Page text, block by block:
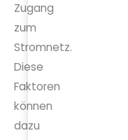
Zugang
zum
Stromnetz.
Diese
Faktoren
können
dazu